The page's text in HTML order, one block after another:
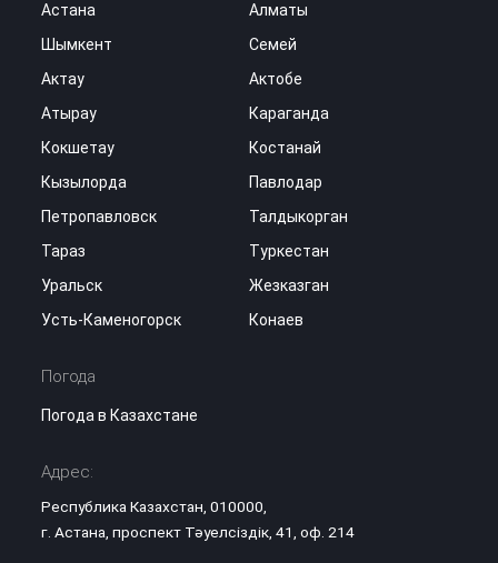
Астана
Алматы
Шымкент
Семей
Актау
Актобе
Атырау
Караганда
Кокшетау
Костанай
Кызылорда
Павлодар
Петропавловск
Талдыкорган
Тараз
Туркестан
Уральск
Жезказган
Усть-Каменогорск
Конаев
Погода
Погода в Казахстане
Адрес:
Республика Казахстан, 010000,
г. Астана, проспект Тәуелсіздік, 41, оф. 214